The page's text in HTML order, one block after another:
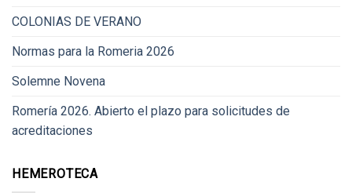
COLONIAS DE VERANO
Normas para la Romeria 2026
Solemne Novena
Romería 2026. Abierto el plazo para solicitudes de
acreditaciones
HEMEROTECA